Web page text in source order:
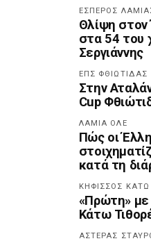
ΈΣΠΕΡΟΣ
Θλίψη στον
στα 54 του
Σεργιάννης
ΕΠΣ ΦΘΙΏΤΙΔΑΣ
Στην
Cup
ΛΑΜΙΑ ΟΛΕ
Πώς οι
κατά τη
ΚΗΦΙΣΣΌΣ ΚΆΤΩ
«Πρώτη» με
Κάτω
ΑΣΤΈΡΑΣ